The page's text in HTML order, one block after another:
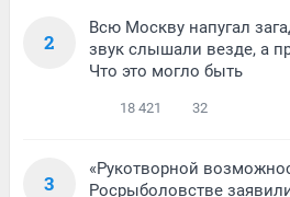
2
Всю Москву напугал
звук слышали везде, а
Что это могло быть
18 421 32
3
«Рукотворной
Росрыболовстве